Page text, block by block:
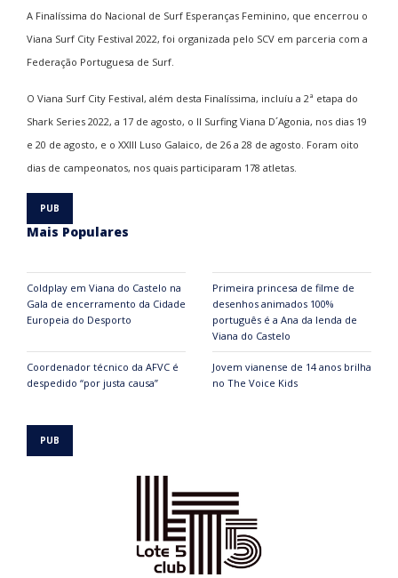
A Finalíssima do Nacional de Surf Esperanças Feminino, que encerrou o
Viana Surf City Festival 2022, foi organizada pelo SCV em parceria com a
Federação Portuguesa de Surf.
O Viana Surf City Festival, além desta Finalíssima, incluíu a 2ª etapa do
Shark Series 2022, a 17 de agosto, o II Surfing Viana D´Agonia, nos dias 19
e 20 de agosto, e o XXIII Luso Galaico, de 26 a 28 de agosto. Foram oito
dias de campeonatos, nos quais participaram 178 atletas.
Mais Populares
Coldplay em Viana do Castelo na
Gala de encerramento da Cidade
Europeia do Desporto
Primeira princesa de filme de
desenhos animados 100%
português é a Ana da lenda de
Viana do Castelo
Coordenador técnico da AFVC é
despedido “por justa causa”
Jovem vianense de 14 anos brilha
no The Voice Kids